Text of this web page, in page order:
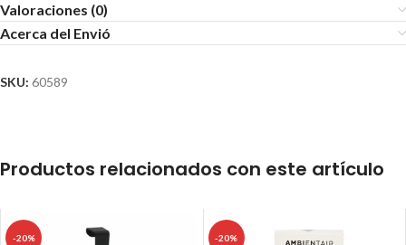
Valoraciones (0)
Acerca del Envió
SKU: 60589
Productos relacionados con este artículo
-20% -20%